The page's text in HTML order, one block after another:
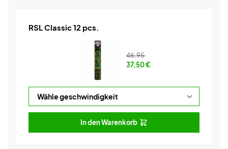
RSL Classic 12 pcs.
46,95
37,50€
In den Warenkorb